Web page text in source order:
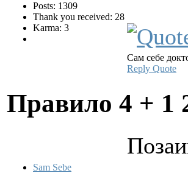
Posts: 1309
Thank you received: 28
Karma: 3
Сам себе
Reply Quote
Правило 4 + 1
Sam Sebe